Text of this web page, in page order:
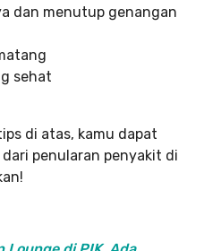
dan menutup genangan
sehat
di atas, kamu dapat
penularan penyakit di